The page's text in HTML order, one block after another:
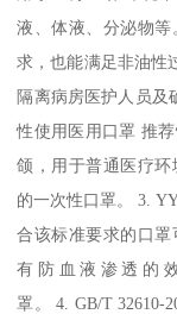
液、体液、分泌物
求，也能满足非油性
隔离病房医护人员及
性使用医用口罩 推
颌，用于普通医疗
的一次性口罩。 3.
合该标准要求的口罩
有防血液渗透的
罩。 4. GB/T 32610-